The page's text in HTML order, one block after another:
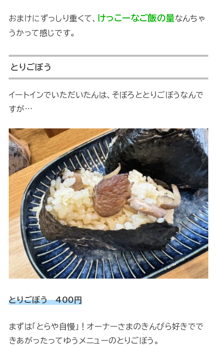
おまけにずっしり重くて、 けっこーなご飯の量なんちゃ
うかって感じです。
とりごぼう
イートインでいただいたんは、そぼろととりごぼうなんで
すが…
とりごぼう 400円
まずは「とらや自慢」！オーナーさまのきんぴら好きでで
きあがったってゆうメニューのとりごぼう。